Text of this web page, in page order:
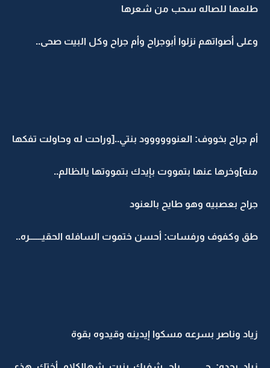
طلعها للصاله سحب من شعرها
وعلى أصواتهم نزلوا أبوجراح وأم جراح وكل البيت صحى..
أم جراح بخووف: العنوووووود بنتي..[وراحت له وحاولت تفكها
منه]وخرها عنها بتمووت بإيدك بتمووتها يالظالم..
جراح بعصبيه وهو طايح بالعنود
طق وكفوف ورفسات: أحسن ختموت السافله الحقيـــــــره..
زياد وناصر بسرعه مسكوا إيدينه وقيدوه بقوة